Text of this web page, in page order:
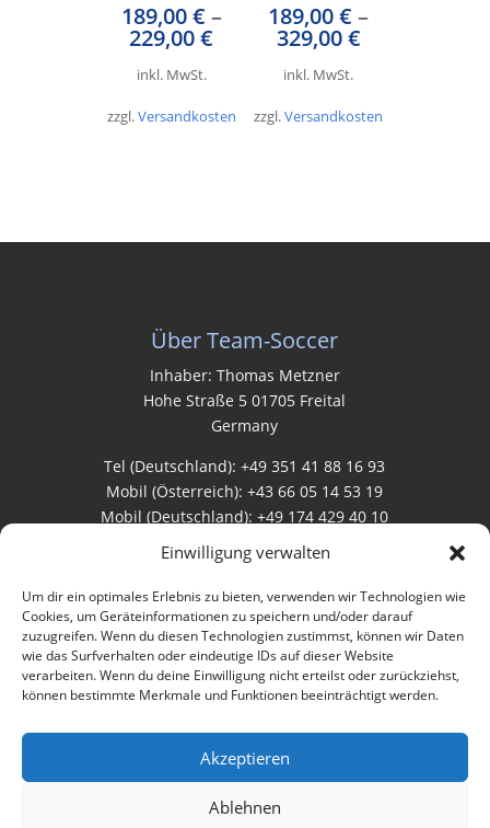
Einwilligung verwalten
Um dir ein optimales Erlebnis zu bieten, verwenden wir Technologien wie
Cookies, um Geräteinformationen zu speichern und/oder darauf
zuzugreifen. Wenn du diesen Technologien zustimmst, können wir Daten
wie das Surfverhalten oder eindeutige IDs auf dieser Website
verarbeiten. Wenn du deine Einwilligung nicht erteilst oder zurückziehst,
können bestimmte Merkmale und Funktionen beeinträchtigt werden.
Akzeptieren
Ablehnen
189,00€ –
229,00€
inkl. MwSt.
zzgl.Versandkosten
189,00€ –
329,00€
inkl. MwSt.
zzgl.Versandkosten
Über Team-Soccer
Inhaber: Thomas Metzner
Hohe Straße 5 01705 Freital
Germany
Tel (Deutschland): +49 351 41 88 16 93
Mobil (Österreich): +43 66 05 14 53 19
Mobil (Deutschland): +49 174 429 40 10
Rechtliches
AGB
Datenschutz
Bewertungen